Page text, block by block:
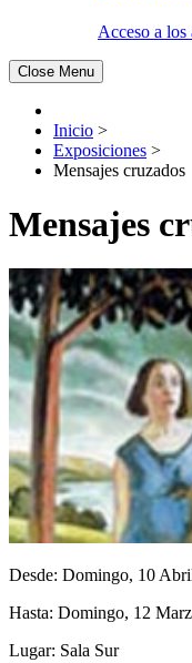
Acceso a los
Close Menu
Inicio >
Exposiciones >
Mensajes cruzados
Mensajes
Desde: Domingo, 10
Hasta: Domingo, 12
Lugar: Sala Sur